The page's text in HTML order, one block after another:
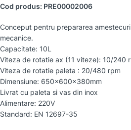
Cod produs: PRE00002006
Conceput pentru prepararea
mecanice.
Capacitate: 10L
Viteza de rotatie ax (11 viteze): 10/240
Viteza de rotatie paleta : 20/480 rpm
Dimensiune: 650x600x380mm
Livrat cu paleta si vas din inox
Alimentare: 220V
Standard: EN 12697-35